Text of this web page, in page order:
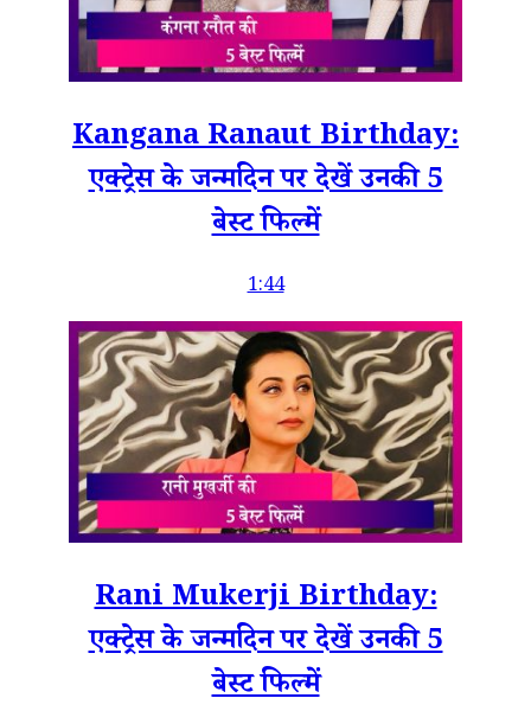
Kangana Ranaut Birthday:
एक्ट्रेस के जन्मदिन पर देखें उनकी 5
बेस्ट फिल्में
1:44
Rani Mukerji Birthday:
एक्ट्रेस के जन्मदिन पर देखें उनकी 5
बेस्ट फिल्में